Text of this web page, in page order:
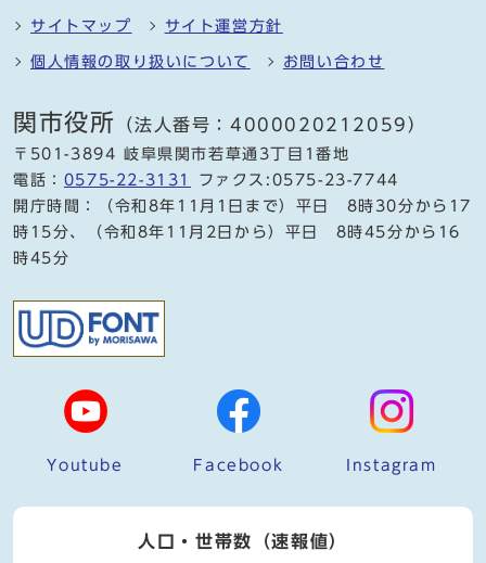
サイトマップ サイト運営方針
個人情報の取り扱いについて お問い合わせ
関市役所 （法人番号：4000020212059）
〒501-3894 岐阜県関市若草通3丁目1番地
電話： 0575-22-3131
ファクス:0575-23-7744
開庁時間：（令和8年11月1日まで）平日 8時30分から17
時15分、（令和8年11月2日から）平日 8時45分から16
時45分
Youtube Facebook Instagram
人口・世帯数（速報値）